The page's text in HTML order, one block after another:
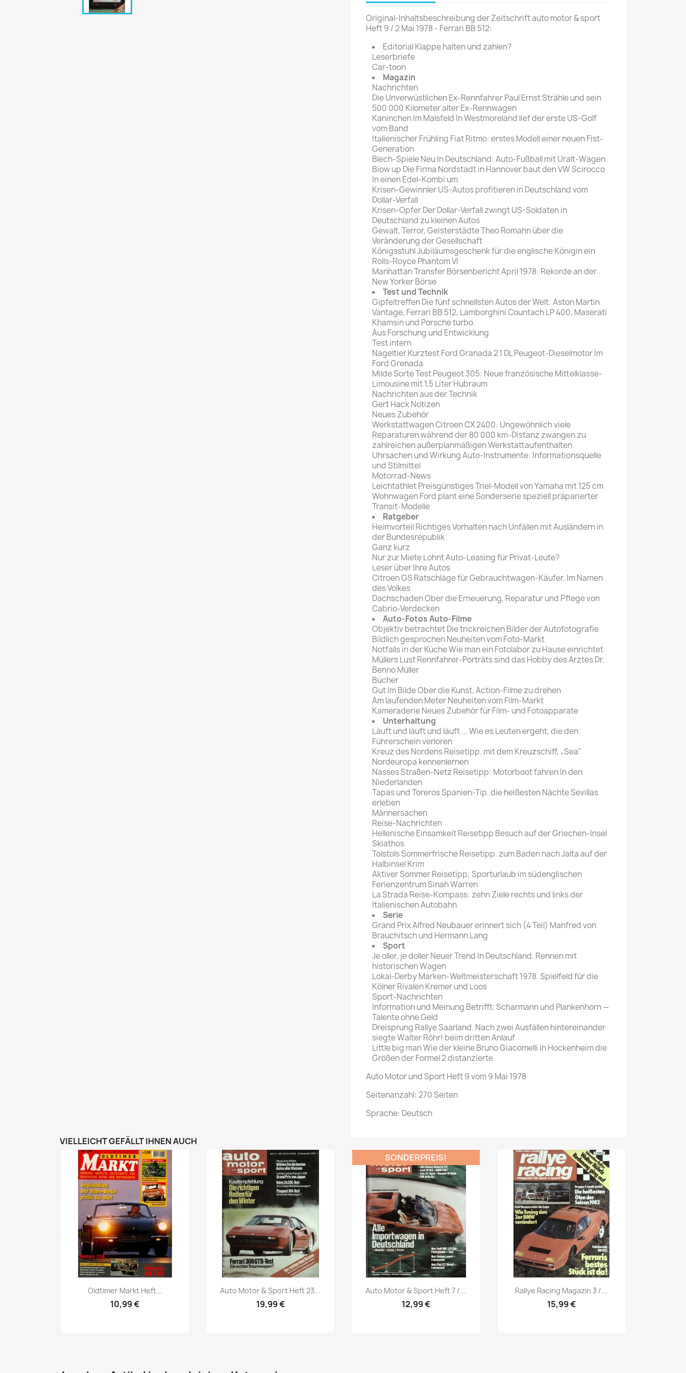
Mare
MERIAN
Mein schöner
TAGES &
WOCHENZEITUNGEN
Bildzeitung
Frankfurter Allgemeine
Magazin
Frankfurter Illustrierte
SONSTIGE
Sonstige
Original-Inhaltsbeschreibung der Zeitschrift auto motor & sport
Heft 9 / 2 Mai 1978 - Ferrari BB 512:
Editorial Klappe halten und zahlen?
Leserbriefe
Car-toon
Magazin
Nachrichten
Die Unverwüstlichen Ex-Rennfahrer Paul Ernst Strähle und sein
500 000 Kilometer alter Ex-Rennwagen
Kaninchen Im Malsfeld In Westmoreland lief der erste US-Golf
vom Band
Italienischer Frühling Fiat Ritmo: erstes Modell einer neuen Fist-
Generation
Blech-Spiele Neu In Deutschland: Auto-Fußball mit Uralt-Wagen
Biow up Die Firma Nordstadt in Hannover baut den VW Scirocco
In einen Edel-Kombi um
Krisen-Gewinnler US-Autos profitieren in Deutschland vom
Dollar-Verfall
Krisen-Opfer Der Dollar-Verfall zwingt US-Soldaten in
Deutschland zu kleinen Autos
Gewalt, Terror, Geisterstädte Theo Romahn über die
Veränderung der Gesellschaft
Königsstuhl Jubiläumsgeschenk für die englische Königin ein
Rolls-Royce Phantom Vl
Manhattan Transfer Börsenbericht April 1978: Rekorde an der
New Yorker Börse
Test und Technik
Gipfeltreffen Die fünf schnellsten Autos der Welt: Aston Martin
Vantage, Ferrari BB 512, Lamborghini Countach LP 400, Maserati
Khamsin und Porsche turbo
Aus Forschung und Entwicklung
Test intern
Nageltier Kurztest Ford Granada 2.1 DL Peugeot-Dieselmotor Im
Ford Grenada
Milde Sorte Test Peugeot 305: Neue französische Mittelklasse-
Limousine mit 1,5 Liter Hubraum
Nachrichten aus der Technik
Gert Hack Notizen
Neues Zubehör
Werkstattwagen Citroen CX 2400: Ungewöhnlich viele
Reparaturen während der 80 000 km-Distanz zwangen zu
zahlreichen außerplanmäßigen Werkstattaufenthalten
Uhrsachen und Wirkung Auto-Instrumente: Informationsquelle
und Stilmittel
Motorrad-News
Leichtathlet Preisgünstiges Triel-Modell von Yamaha mit 125 cm
Wohnwagen Ford plant eine Sonderserie speziell präparierter
Transit-Modelle
Ratgeber
Heimvorteil Richtiges Vorhalten nach Unfällen mit Ausländern in
der Bundesrepublik
Ganz kurz
Nur zur Miete Lohnt Auto-Leasing für Privat-Leute?
Leser über Ihre Autos
Citroen GS Ratschläge für Gebrauchtwagen-Käufer. Im Namen
des Volkes
Dachschaden Ober die Erneuerung, Reparatur und Pflege von
Cabrio-Verdecken
Auto-Fotos Auto-Filme
Objektiv betrachtet Die trickreichen Bilder der Autofotografie
Bildlich gesprochen Neuheiten vom Foto-Markt
Notfalls in der Küche Wie man ein Fotolabor zu Hause einrichtet
Müllers Lust Rennfahrer-Porträts sind das Hobby des Arztes Dr.
Benno Müller
Bücher
Gut Im Bilde Ober die Kunst, Action-Filme zu drehen
Am laufenden Meter Neuheiten vom Film-Markt
Kameraderie Neues Zubehör für Film- und Fotoapparate
Unterhaltung
Läuft und läuft und läuft ... Wie es Leuten ergeht, die den
Führerschein verloren
Kreuz des Nordens Reisetipp. mit dem Kreuzschiff, „Sea"
Nordeuropa kennenlernen
Nasses Straßen-Netz Reisetipp: Motorboot fahren In den
Niederlanden
Tapas und Toreros Spanien-Tip. die heißesten Nächte Sevillas
erleben
Männersachen
Reise-Nachrichten
Hellenische Einsamkeit Reisetipp Besuch auf der Griechen-Insel
Skiathos
Tolstols Sommerfrische Reisetipp. zum Baden nach Jalta auf der
Halbinsel Krim
Aktiver Sommer Reisetipp; Sporturlaub im südenglischen
Ferienzentrum Sinah Warren
La Strada Reise-Kompass: zehn Ziele rechts und links der
Italienischen Autobahn
Serie
Grand Prix Alfred Neubauer erinnert sich (4 Teil) Manfred von
Brauchitsch und Hermann Lang
Sport
Je oller, je doller Neuer Trend In Deutschland. Rennen mit
historischen Wagen
Lokal-Derby Marken-Weltmeisterschaft 1978. Spielfeld für die
Kölner Rivalen Kremer und Loos
Sport-Nachrichten
Information und Meinung Betrifft. Scharmann und Plankenhorn —
Talente ohne Geld
Dreisprung Rallye Saarland. Nach zwei Ausfällen hintereinander
siegte Walter Röhr! beim dritten Anlauf
Little big man Wie der kleine Bruno Giacomelli in Hockenheim die
Größen der Formel 2 distanzierte
Auto Motor und Sport Heft 9 vom 9 Mai 1978
Seitenanzahl: 270 Seiten
Sprache: Deutsch
VIELLEICHT GEFÄLLT IHNEN AUCH
Vorschau
Oldtimer Markt Heft...
10,99 €
Vorschau
Auto Motor & Sport Heft 23...
19,99 €
Vorschau
Auto Motor & Sport Heft 7 /...
12,99 €
SONDERPREIS!
Vorschau
Rallye Racing Magazin 3 /...
15,99 €